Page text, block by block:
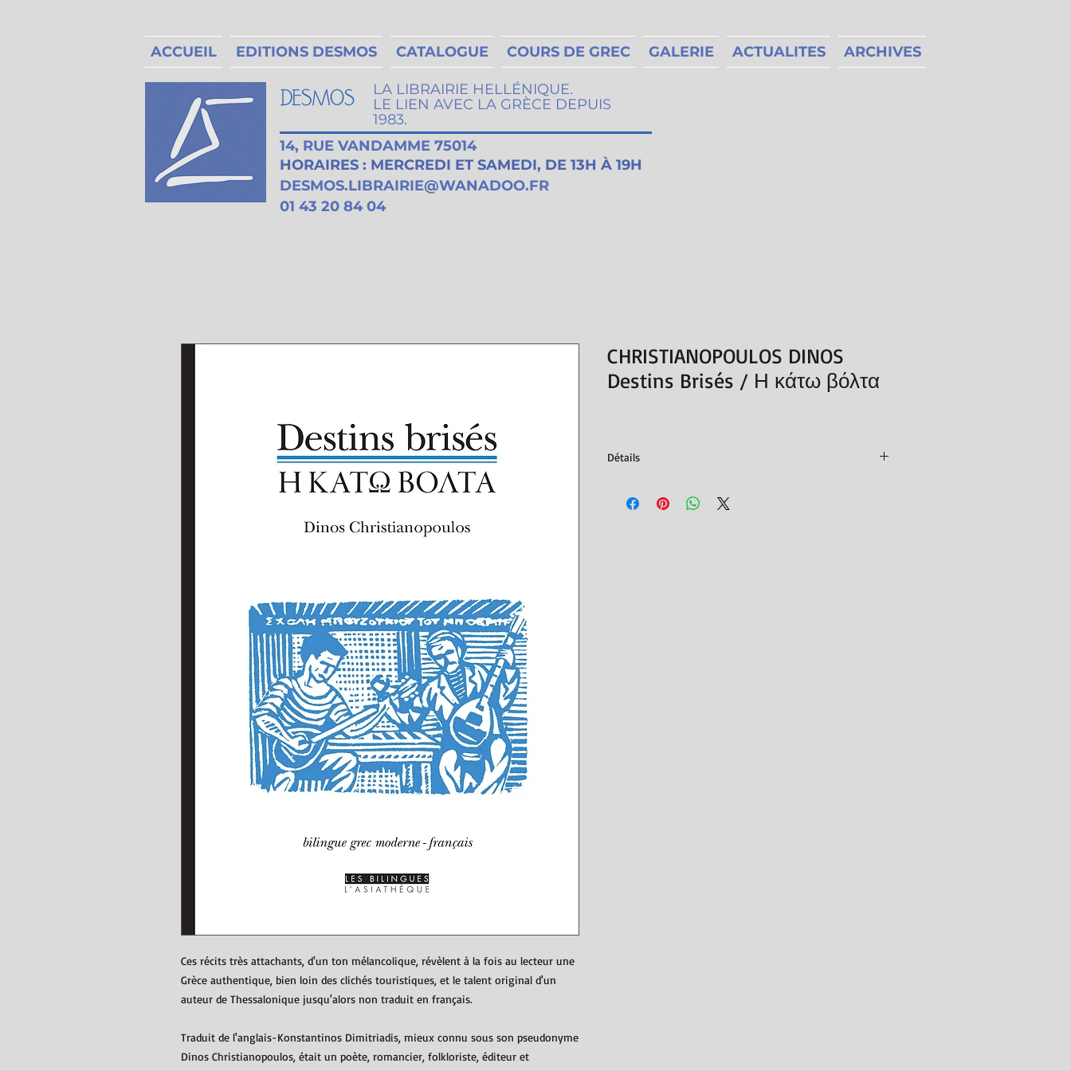
ACCUEIL EDITIONS DESMOS CATALOGUE COURS DE GREC GALERIE ACTUALITES ARCHIVES
LA LIBRAIRIE HELLÉNIQUE.
LE LIEN AVEC LA GRÈCE DEPUIS
1983.
14, RUE VANDAMME 75014
HORAIRES : MERCREDI ET SAMEDI, DE 13H À 19H
DESMOS.LIBRAIRIE@WANADOO.FR
01 43 20 84 04
Ces récits très attachants, d'un ton mélancolique, révèlent à la fois au lecteur une
Grèce authentique, bien loin des clichés touristiques, et le talent original d'un
auteur de Thessalonique jusqu'alors non traduit en français.
Traduit de l'anglais-Konstantinos Dimitriadis, mieux connu sous son pseudonyme
Dinos Christianopoulos, était un poète, romancier, folkloriste, éditeur et
CHRISTIANOPOULOS DINOS
Destins Brisés / Η κάτω βόλτα
Détails
bilibgue